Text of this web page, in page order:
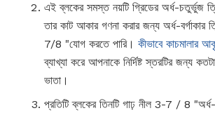
এই ব্লকের সমস্ত নয়টি গ্রিডের অর্ধ-চতুর্ভুজ
তার কাট আকার গণনা করার জন্য অর্ধ-বর্গাকার
7/8 "যোগ করতে পারি। কীভাবে কাচমালার
ব্যাখ্যা করে আপনাকে নির্দিষ্ট স্তরটির জন্য
ভাতা।
প্রতিটি ব্লকের তিনটি গাঢ় নীল 3-7 / 8